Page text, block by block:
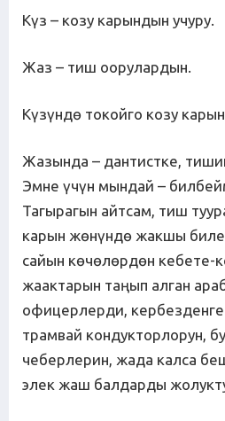
Күз – козу карындын учуру.
Жаз – тиш оорулардын.
Күзүндө токойго козу
Жазында – дантистке,
Эмне үчүн мындай –
Тагырагын айтсам, тиш
карын жөнүндө жакшы
сайын көчөлөрдөн кебете-
жаактарын таңып алган
офицерлерди,
трамвай кондукторлорун,
чеберлерин, жада калса
элек жаш балдарды